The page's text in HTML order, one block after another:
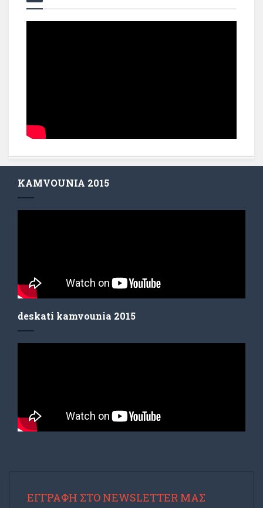
KAMVOUNIA 2015
deskati kamvounia 2015
ΕΓΓΡΑΦΉ ΣΤΟ NEWSLETTER ΜΑΣ